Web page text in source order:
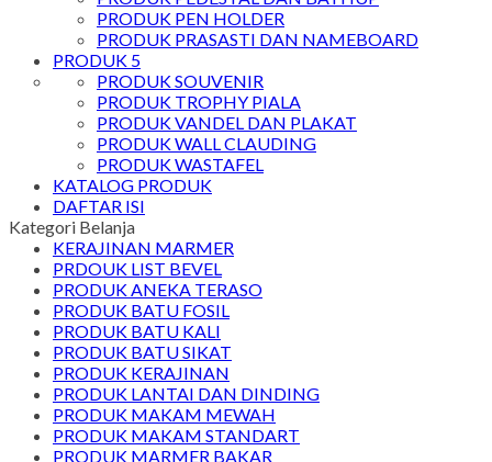
PRODUK PEN HOLDER
PRODUK PRASASTI DAN NAMEBOARD
PRODUK 5
PRODUK SOUVENIR
PRODUK TROPHY PIALA
PRODUK VANDEL DAN PLAKAT
PRODUK WALL CLAUDING
PRODUK WASTAFEL
KATALOG PRODUK
DAFTAR ISI
Kategori Belanja
KERAJINAN MARMER
PRDOUK LIST BEVEL
PRODUK ANEKA TERASO
PRODUK BATU FOSIL
PRODUK BATU KALI
PRODUK BATU SIKAT
PRODUK KERAJINAN
PRODUK LANTAI DAN DINDING
PRODUK MAKAM MEWAH
PRODUK MAKAM STANDART
PRODUK MARMER BAKAR